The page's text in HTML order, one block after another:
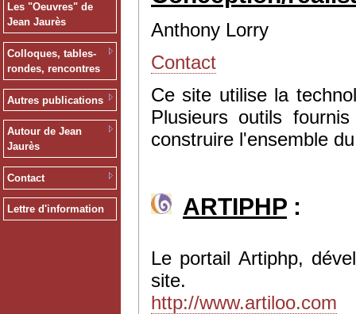
Les "Oeuvres" de
Jean Jaurès
Colloques, tables-
rondes, rencontres
Autres publications
Autour de Jean
Jaurès
Contact
Lettre d'information
Anthony Lorry
Contact
Ce site utilise la
Plusieurs outils
construire l'ensemble
ARTIPHP :
Le portail Artiphp,
site.
http://www.artiloo.com